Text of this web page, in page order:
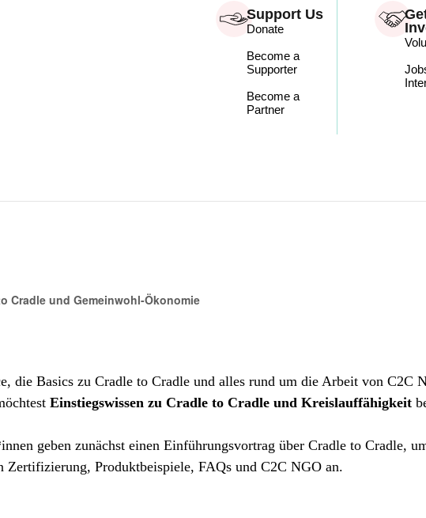
Support Us
Donate
Become a
Supporter
Become a
Partner
Cradle und Gemeinwohl-Ökonomie
die Basics zu Cradle to Cradle und alles rund um die Arbeit von C2C
Einstiegswissen zu Cradle to Cradle und Kreislauffähigkeit
geben zunächst einen Einführungsvortrag über Cradle to Cradle,
Produktbeispiele, FAQs und C2C NGO an.